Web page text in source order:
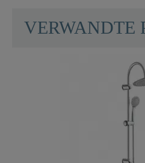
VERWANDTE